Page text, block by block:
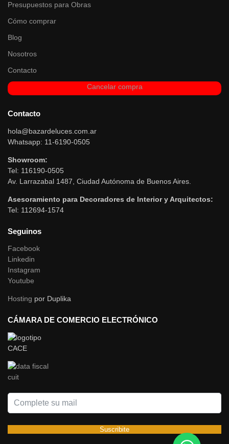
Presupuestos para Obras
Cómo comprar
Blog
Nosotros
Contacto
Cancelar compra
Contacto
hola@bazardeluces.com.ar
Whatsapp: 11-6190-0505
Showroom:
Tel: 116190-0505
Av. Larrazabal 1487, Ciudad Autónoma de Buenos Aires.
Asesoramiento para Decoradores de Interior y Arquitectos:
Tel: 112694-1574
Seguinos
Facebook
Linkedin
Instagram
Youtube
Hosting por Duplika
CÁMARA DE COMERCIO ELECTRÓNICO
Suscribite